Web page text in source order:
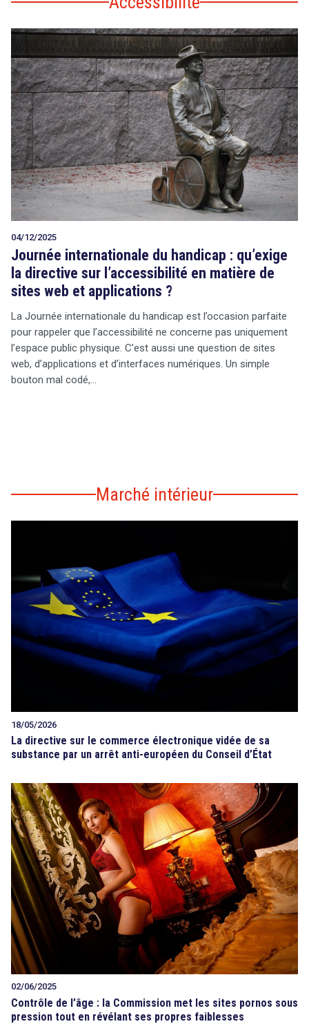
04/12/2025
Journée internationale du handicap : qu’exige
la directive sur l’accessibilité en matière de
sites web et applications ?
La Journée internationale du handicap est l’occasion parfaite
pour rappeler que l’accessibilité ne concerne pas uniquement
l’espace public physique. C’est aussi une question de sites
web, d’applications et d’interfaces numériques. Un simple
bouton mal codé,…
Marché intérieur
18/05/2026
La directive sur le commerce électronique vidée de sa
substance par un arrêt anti-européen du Conseil d’État
02/06/2025
Contrôle de l’âge : la Commission met les sites pornos sous
pression tout en révélant ses propres faiblesses